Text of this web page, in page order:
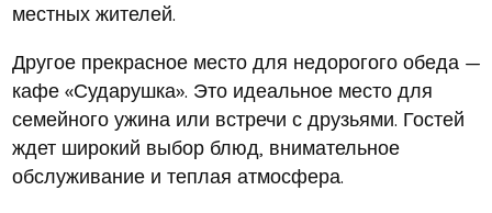
местных жителей.
Другое прекрасное место для недорогого обеда —
кафе «Сударушка». Это идеальное место для
семейного ужина или встречи с друзьями. Гостей
ждет широкий выбор блюд, внимательное
обслуживание и теплая атмосфера.